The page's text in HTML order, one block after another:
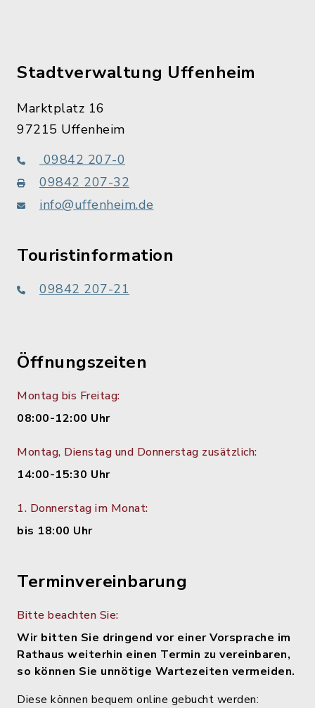
Stadtverwaltung Uffenheim
Marktplatz 16
97215 Uffenheim
09842 207-0
09842 207-32
info@uffenheim.de
Touristinformation
09842 207-21
Öffnungszeiten
Montag bis Freitag:
08:00-12:00 Uhr
Montag, Dienstag und Donnerstag zusätzlich:
14:00-15:30 Uhr
1. Donnerstag im Monat:
bis 18:00 Uhr
Terminvereinbarung
Bitte beachten Sie:
Wir bitten Sie dringend vor einer Vorsprache im
Rathaus weiterhin einen Termin zu vereinbaren,
so können Sie unnötige Wartezeiten vermeiden.
Diese können bequem online gebucht werden: